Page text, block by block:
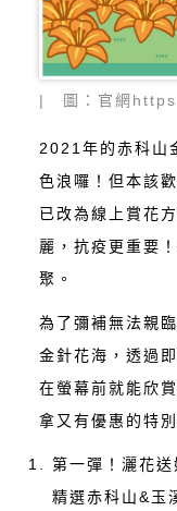
| 圖：官網
2021年的赤科山
色浪囉！但本該
已改為線上賞花
麗，抗疫更重要
聚。
為了彌補無法親
金針花海，透過
在螢幕前就能欣
拿又有優惠的特別
第一彈！灑花
精選赤科山&玉